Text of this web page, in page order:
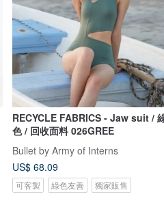
RECYCLE FABRICS - Jaw suit / 綠
色 / 回收面料 026GREE
Bullet by Army of Interns
US$ 68.09
可客製 綠色友善 獨家販售